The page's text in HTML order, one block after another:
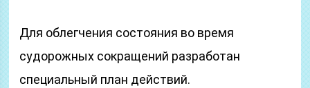
Для облегчения состояния во время
судорожных сокращений разработан
специальный план действий.